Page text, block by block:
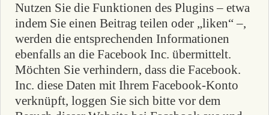
Nutzen Sie die Funktionen des Plugins – etwa
indem Sie einen Beitrag teilen oder „liken“ –,
werden die entsprechenden Informationen
ebenfalls an die Facebook Inc. übermittelt.
Möchten Sie verhindern, dass die Facebook.
Inc. diese Daten mit Ihrem Facebook-Konto
verknüpft, loggen Sie sich bitte vor dem